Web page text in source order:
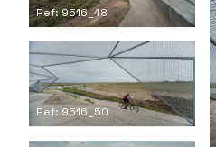
Ref: 9516_48
Ref: 9516_50